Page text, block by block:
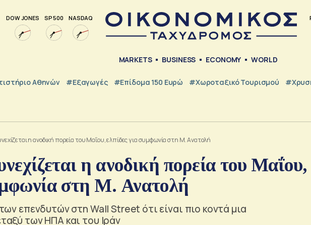
DOW JONES SP 500 NASDAQ
MARKETS BUSINESS ECONOMY WORLD
Αθηνών #εξαγωγές #Επίδομα 150 Ευρώ #Χωροταξικό Τουρισμού
η ανοδική πορεία του Μαΐου, ελπίδες για συμφωνία στη Μ. Ανατολή
η ανοδική πορεία του Μαΐου,
στη Μ. Ανατολή
επενδυτών στη Wall Street ότι είναι πιο κοντά μια
των ΗΠΑ και του Ιράν